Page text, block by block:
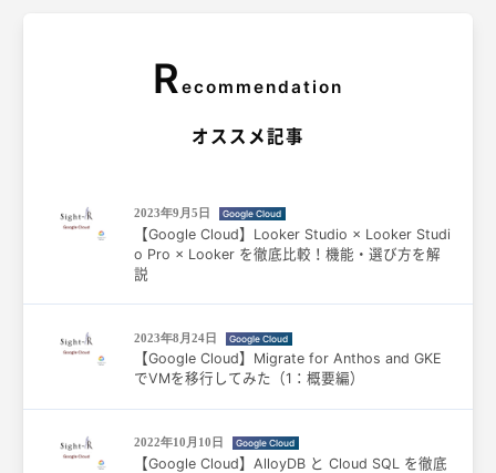
Recommendation
オススメ記事
2023年9月5日 Google Cloud
【Google Cloud】Looker Studio × Looker Studi
o Pro × Looker を徹底比較！機能・選び方を解
説
2023年8月24日 Google Cloud
【Google Cloud】Migrate for Anthos and GKE
でVMを移行してみた（1：概要編）
2022年10月10日 Google Cloud
【Google Cloud】AlloyDB と Cloud SQL を徹底